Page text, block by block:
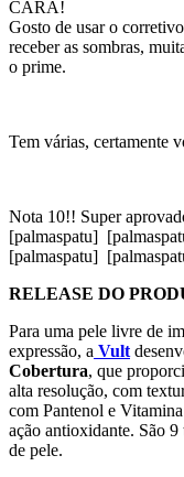
CARA!
Gosto de usar o
receber as sombras,
o prime.
Tem várias, certamente
Nota 10!! Super
[palmaspatu]
[palmaspatu]
RELEASE DO
Para uma pele livre de
expressão, a Vult
Cobertura, que
alta resolução, com
com Pantenol e
ação antioxidante. São 9
de pele.